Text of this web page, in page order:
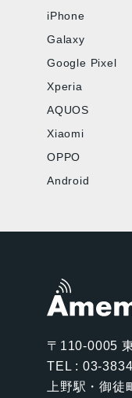
iPhone
Galaxy
Google Pixel
Xperia
AQUOS
Xiaomi
OPPO
Android
〒110-0005
TEL : 03-
上野駅・御